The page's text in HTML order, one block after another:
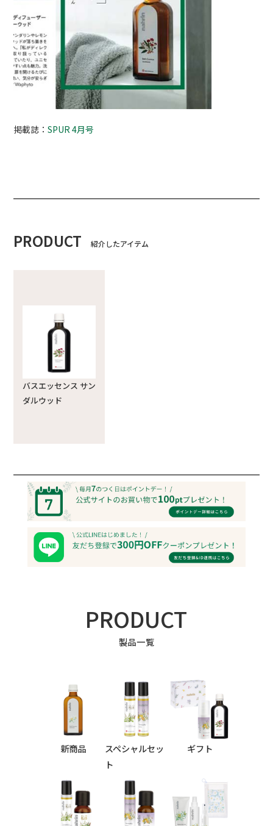
掲載誌：SPUR 4月号
PRODUCT 紹介したアイテム
バスエッセンス サン
ダルウッド
PRODUCT
製品一覧
新商品
スペシャルセッ
ト
ギフト